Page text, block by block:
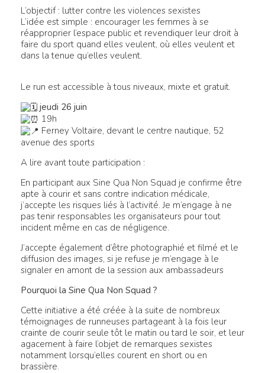
L’objectif : lutter contre les violences sexistes
L’idée est simple : encourager les femmes à se
réapproprier l’espace public et revendiquer leur droit à
faire du sport quand elles veulent, où elles veulent et
dans la tenue qu’elles veulent.
Le run est accessible à tous niveaux, mixte et gratuit.
jeudi 26 juin
19h
Ferney Voltaire, devant le centre nautique, 52
avenue des sports
A lire avant toute participation :
En participant aux Sine Qua Non Squad je confirme être
apte à courir et sans contre indication médicale,
j’accepte les risques liés à l’activité. Je m’engage à ne
pas tenir responsables les organisateurs pour tout
incident même en cas de négligence.
J’accepte également d’être photographié et filmé et le
diffusion des images, si je refuse je m’engage à le
signaler en amont de la session aux ambassadeurs
Pourquoi la Sine Qua Non Squad ?
Cette initiative a été créée à la suite de nombreux
témoignages de runneuses partageant à la fois leur
crainte de courir seule tôt le matin ou tard le soir, et leur
agacement à faire l’objet de remarques sexistes
notamment lorsqu’elles courent en short ou en
brassière.